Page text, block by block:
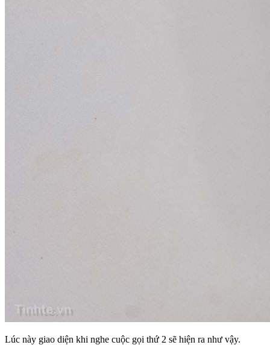
Lúc này giao diện khi nghe cuộc gọi thứ 2 sẽ hiện ra như vậy.​